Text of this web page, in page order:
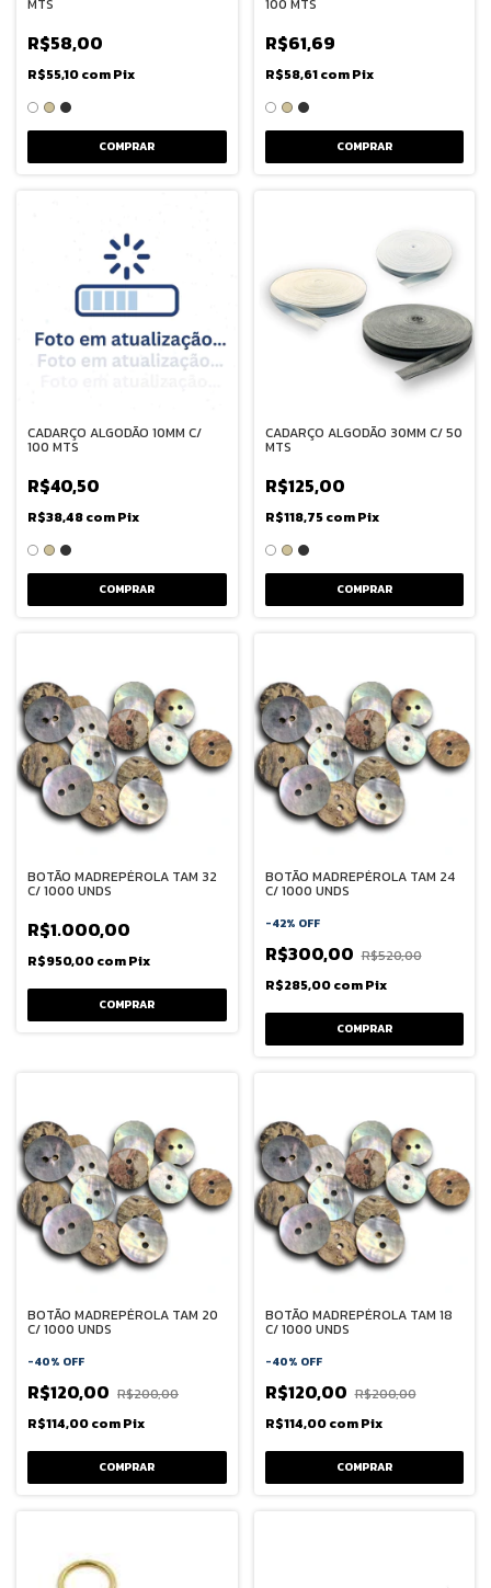
R$58,00
R$55,10comPix
COMPRAR
R$61,69
R$58,61comPix
COMPRAR
CADARÇO ALGODÃO 10MM C/
100 MTS
R$40,50
R$38,48comPix
COMPRAR
CADARÇO ALGODÃO 30MM C/ 50
MTS
R$125,00
R$118,75comPix
COMPRAR
BOTÃO MADREPÉROLA TAM 32
C/ 1000 UNDS
R$1.000,00
R$950,00comPix
BOTÃO MADREPÉROLA TAM 24
C/ 1000 UNDS
-42% OFF
R$300,00 R$520,00
R$285,00comPix
BOTÃO MADREPÉROLA TAM 20
C/ 1000 UNDS
-40% OFF
R$120,00 R$200,00
R$114,00comPix
BOTÃO MADREPÉROLA TAM 18
C/ 1000 UNDS
-40% OFF
R$120,00 R$200,00
R$114,00comPix